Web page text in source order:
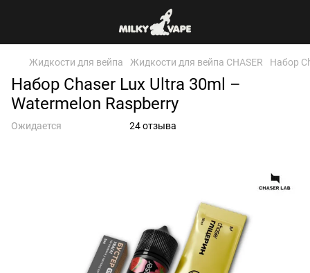
Жидкости для вейпа Жидкости для вейпа CHASER Набор
Набор Chaser Lux Ultra 30ml –
Watermelon Raspberry
Ожидается 24 отзыва